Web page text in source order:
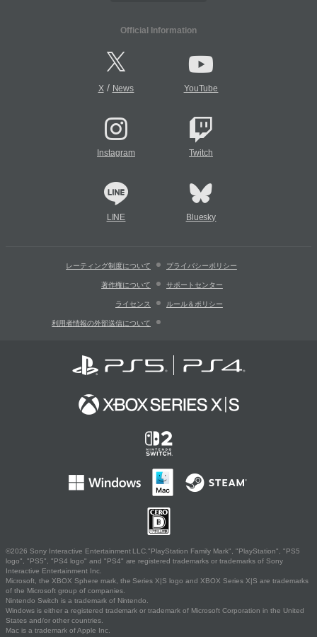
Official Information
X/ News YouTube
Instagram Twitch
LINE Bluesky
レーティング制度について プライバシーポリシー
著作権について サポートセンター
ライセンス ルール＆ポリシー
利用者情報の外部送信について
©2026 Sony Interactive Entertainment LLC."PlayStation Family Mark", "PlayStation", "PS5
logo", "PS5", "PS4 logo" and "PS4" are registered trademarks or trademarks of Sony
Interactive Entertainment Inc.
Microsoft, the XBOX Sphere mark, the Series X|S logo and XBOX Series X|S are trademarks
of the Microsoft group of companies.
Nintendo Switch is a trademark of Nintendo.
Windows is either a registered trademark or trademark of Microsoft Corporation in the United
States and/or other countries.
Mac is a trademark of Apple Inc.